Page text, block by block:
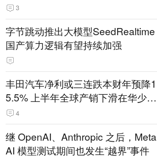
3
字节跳动推出大模型SeedRealtime
国产算力逻辑有望持续加强
丰田汽车净利或三连跌本财年预降1
5.5% 上半年全球产销下滑在华少卖
14.3万辆
4
继 OpenAI、Anthropic 之后，Meta
AI 模型测试期间也发生“越界”事件